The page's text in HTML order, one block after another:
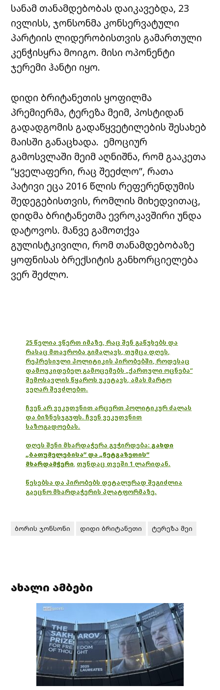
?: Victoria Jones
See more at
https://t.co/4OejjS23Cc
pic.twitter.com/WQHEwu50ty
2019
სანამ თანამდებობას დაიკავებდა, 23
ივლისს, ჯონსონმა კონსერვატული
პარტიის ლიდერობისთვის გამართული
კენჭისყრა მოიგო. მისი ოპონენტი
ჯერემი ჰანტი იყო.
დიდი ბრიტანეთის ყოფილმა
პრემიერმა, ტერეზა მეიმ, პოსტიდან
გადადგომის გადაწყვეტილების შესახებ
მაისში განაცხადა. ემოციურ
გამოსვლაში მეიმ აღნიშნა, რომ გააკეთა
“ყველაფერი, რაც შეეძლო”, რათა
პატივი ეცა 2016 წლის რეფერენდუმის
შედეგებისთვის, რომლის მიხედვითაც,
დიდმა ბრიტანეთმა ევროკავშირი უნდა
დატოვოს. მანვე გამოთქვა
გულისტკივილი, რომ თანამდებობაზე
ყოფნისას ბრექსიტის განხორციელება
ვერ შეძლო.
25 წელია ვწერთ იმაზე, რაც შენ გაწუხებს და
რასაც მთავრობა გიმალავს, თუმცა დღეს,
რეპრესიული პოლიტიკის პირობებში, როდესაც
დამოუკიდებელ გამოცემებს „ქართული ოცნება“
შემოსავლის წყაროს უკეტავს, ამას მარტო
ვეღარ შევძლებთ.
ჩვენ არ ვეკუთვნით არცერთ პოლიტიკურ ძალას
და ბიზნესჯგუფს. ჩვენ ვეკუთვნით
საზოგადოებას.
დღეს შენი მხარდაჭერა გვჭირდება: გახდი
„ბათუმელებისა“ და „ნეტგაზეთის“
მხარდამჭერი, თუნდაც თვეში 1 ლარიდან.
წესებსა და პირობებს დეტალურად შეგიძლია
გაეცნო მხარდაჭერის პლატფორმაზე.
ბორის ჯონსონი დიდი ბრიტანეთი ტერეზა მეი
ახალი ამბები